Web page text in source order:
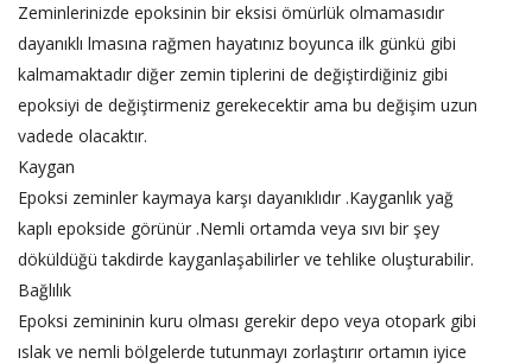
Zeminlerinizde epoksinin bir eksisi ömürlük olmamasıdır
dayanıklı lmasına rağmen hayatınız boyunca ilk günkü gibi
kalmamaktadır diğer zemin tiplerini de değiştirdiğiniz gibi
epoksiyi de değiştirmeniz gerekecektir ama bu değişim uzun
vadede olacaktır.
Kaygan
Epoksi zeminler kaymaya karşı dayanıklıdır .Kayganlık yağ
kaplı epokside görünür .Nemli ortamda veya sıvı bir şey
döküldüğü takdirde kayganlaşabilirler ve tehlike oluşturabilir.
Bağlılık
Epoksi zemininin kuru olması gerekir depo veya otopark gibi
ıslak ve nemli bölgelerde tutunmayı zorlaştırır ortamın iyice